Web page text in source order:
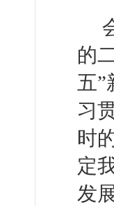
的
五”
习
时
定
发